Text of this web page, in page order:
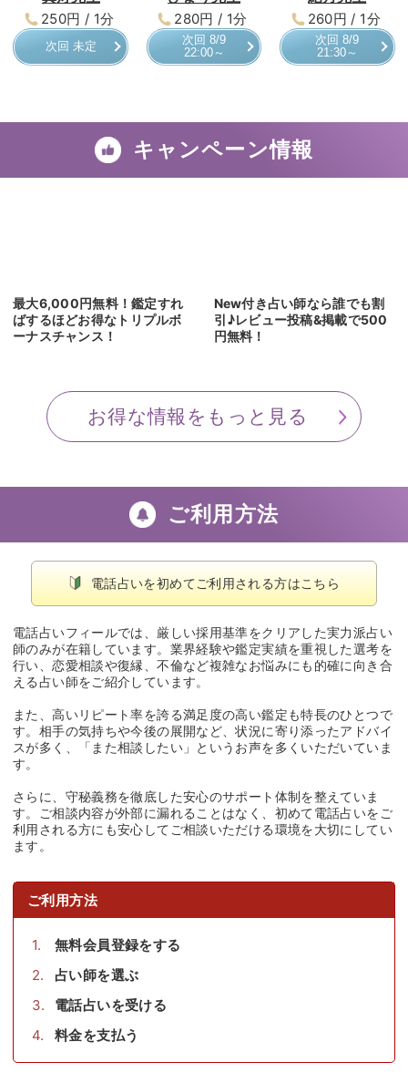
次回 未定
22:00～
最大6,000円無料！鑑定すれ
ばするほどお得なトリプルボ
ーナスチャンス！
New付き占い師なら誰でも割
引♪レビュー投稿&掲載で500
お得な情報をもっと見る
ご利用方法
電話占いを初めてご利用される方はこちら
電話占いフィールでは、厳しい採用基準をクリアした実力派占い
師のみが在籍しています。業界経験や鑑定実績を重視した選考を
行い、恋愛相談や復縁、不倫など複雑なお悩みにも的確に向き合
また、高いリピート率を誇る満足度の高い鑑定も特長のひとつで
す。相手の気持ちや今後の展開など、状況に寄り添ったアドバイ
スが多く、「また相談したい」というお声を多くいただいていま
さらに、守秘義務を徹底した安心のサポート体制を整えていま
す。ご相談内容が外部に漏れることはなく、初めて電話占いをご
ます。
ご利用方法
無料会員登録をする